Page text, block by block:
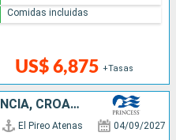
US$ 6,875 +Tasas
Comidas incluidas
GRECIA, MALTA, ITALIA, FRANCIA, CROACIA, MONTENEGRO, TURQUÍA
El Pireo Atenas 04/09/2027